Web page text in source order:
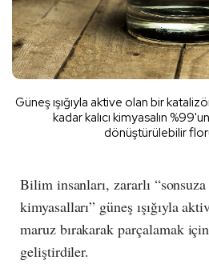
Güneş ışığıyla aktive olan bir
kadar kalıcı kimyasalın
dönüştürülebilir
Bilim insanları, zararlı “sonsuza
kimyasalları” güneş ışığıyla
maruz bırakarak parçalamak
geliştirdiler.